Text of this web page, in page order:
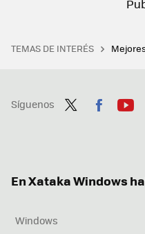
TEMAS DE INTERÉS
Síguenos
En Xataka Windows
Windows